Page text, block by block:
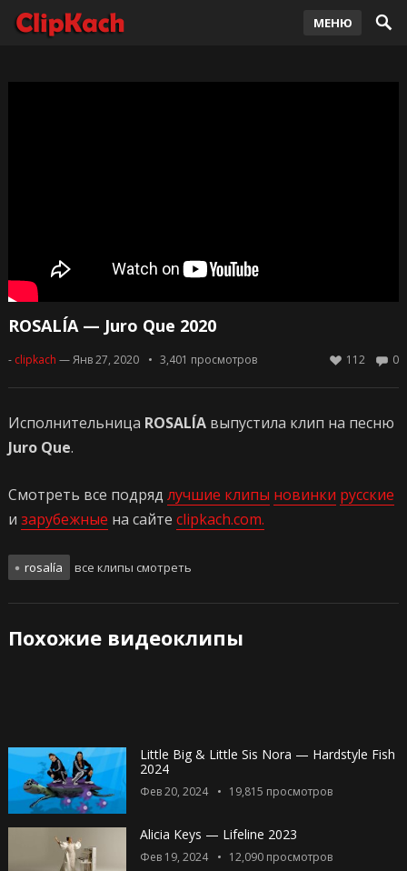
МЕНЮ
ROSALÍA — Juro Que 2020
- clipkach — Янв 27, 2020 3,401 просмотров 0
112
Исполнительница ROSALÍAвыпустила клип на песню
Juro Que.
Смотреть все подряд лучшие клипы новинки русские
и зарубежные на сайте clipkach.com.
rosalía все клипы смотреть
Похожие видеоклипы
Little Big & Little Sis Nora — Hardstyle Fish
2024
Фев 20, 2024 19,815 просмотров
Alicia Keys — Lifeline 2023
Фев 19, 2024 12,090просмотров